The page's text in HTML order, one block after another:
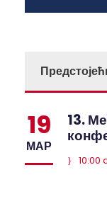
19
МАР
13.
10:00